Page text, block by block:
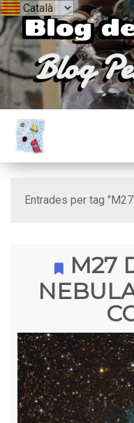
Blog
Blog
Entrades per tag
M27